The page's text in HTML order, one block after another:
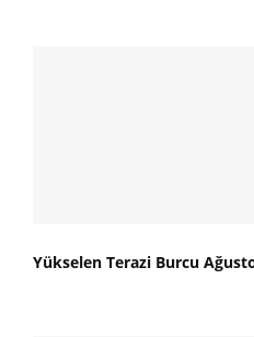
Yükselen Terazi Burcu